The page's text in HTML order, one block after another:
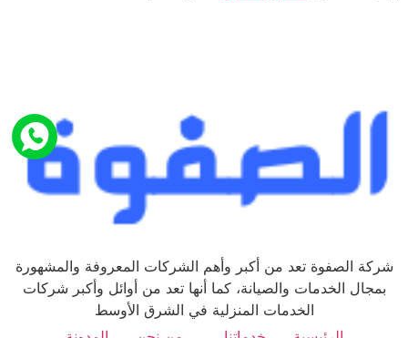
شركة الصفوة تعد من أكبر وأهم الشركات المعروفة والمشهورة
بمجال الخدمات والصيانة، كما أنها تعد من أوائل وأكبر شركات
الخدمات المنزلية في الشرق الأوسط